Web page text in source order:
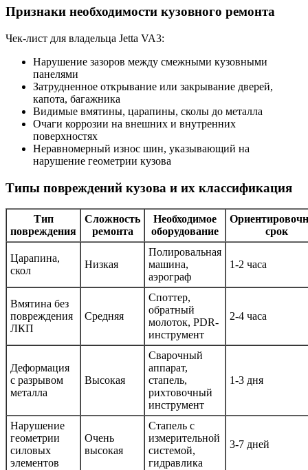
Признаки необходимости кузовного ремонта
Чек-лист для владельца Jetta VA3:
Нарушение зазоров между смежными кузовными
панелями
Затрудненное открывание или закрывание дверей,
капота, багажника
Видимые вмятины, царапины, сколы до металла
Очаги коррозии на внешних и внутренних
поверхностях
Неравномерный износ шин, указывающий на
нарушение геометрии кузова
Типы повреждений кузова и их классификация
Тип
повреждения
Сложность
ремонта
Необходимое
оборудование
срок
Царапина,
скол
Низкая
Полировальная
машина,
аэрограф
1-2 часа
Вмятина без
повреждения
ЛКП
Средняя
Споттер,
обратный
молоток, PDR-
инструмент
2-4 часа
Деформация
с разрывом
металла
Высокая
Сварочный
аппарат,
стапель,
рихтовочный
инструмент
1-3 дня
Нарушение
геометрии
силовых
элементов
Очень
высокая
Стапель с
измерительной
системой,
гидравлика
3-7 дней